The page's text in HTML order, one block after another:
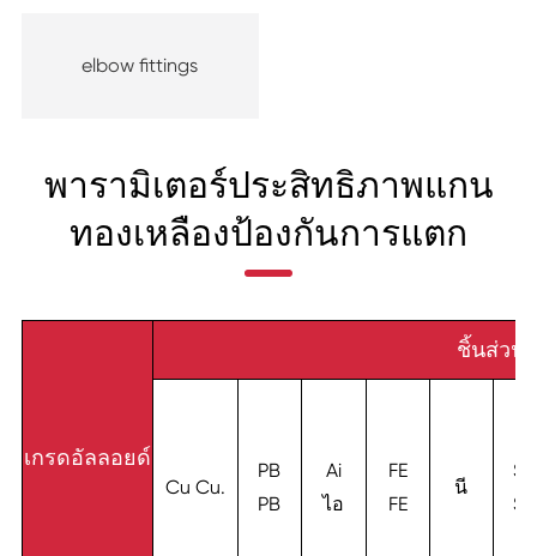
elbow fittings
พารามิเตอร์ประสิทธิภาพแกน
ทองเหลืองป้องกันการแตก
เกรดอัลลอยด์
ชิ้นส่วน
Cu Cu.
PB
PB
Ai
ไอ
FE
FE
นี
SN
SN